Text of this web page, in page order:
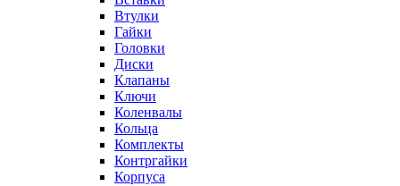
Втулки
Гайки
Головки
Диски
Клапаны
Ключи
Коленвалы
Кольца
Комплекты
Контргайки
Корпуса